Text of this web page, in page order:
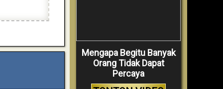
Mengapa Begitu Banyak
Orang Tidak Dapat
Percaya